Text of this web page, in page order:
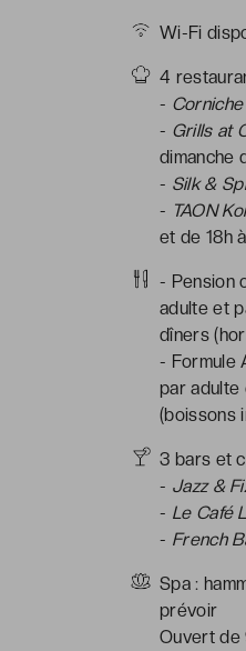
Wi-Fi
4
-
- Grills at
dimanche
- Silk &
- TAON
et de 18h
- Pension
adulte et
dîners
- Formule
par adulte
(boissons
3 bars et
- Jazz &
- Le Café
- French
Spa :
prévoir
Ouvert de